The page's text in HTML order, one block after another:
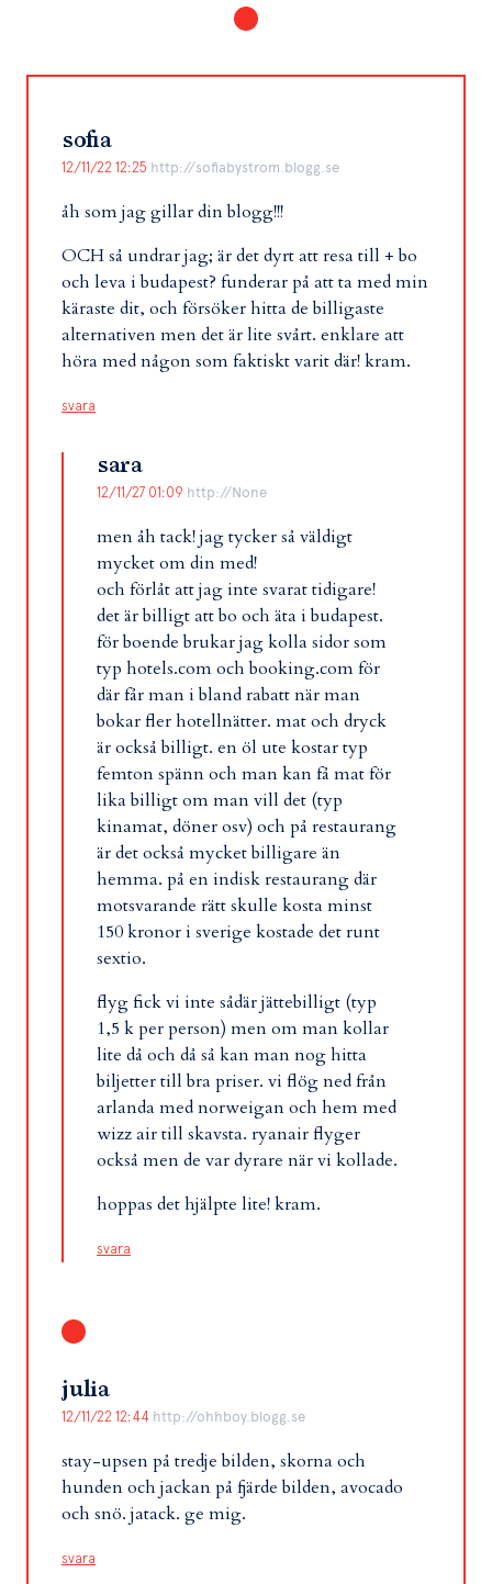
sofia
12/11/22 12:25 http://sofiabystrom.blogg.se
åh som jag gillar din blogg!!!
OCH så undrar jag; är det dyrt att resa till + bo
och leva i budapest? funderar på att ta med min
käraste dit, och försöker hitta de billigaste
alternativen men det är lite svårt. enklare att
höra med någon som faktiskt varit där! kram.
svara
sara
12/11/27 01:09 http://None
men åh tack! jag tycker så väldigt
mycket om din med!
och förlåt att jag inte svarat tidigare!
det är billigt att bo och äta i budapest.
för boende brukar jag kolla sidor som
typ hotels.com och booking.com för
där får man i bland rabatt när man
bokar fler hotellnätter. mat och dryck
är också billigt. en öl ute kostar typ
femton spänn och man kan få mat för
lika billigt om man vill det (typ
kinamat, döner osv) och på restaurang
är det också mycket billigare än
hemma. på en indisk restaurang där
motsvarande rätt skulle kosta minst
150 kronor i sverige kostade det runt
sextio.
flyg fick vi inte sådär jättebilligt (typ
1,5 k per person) men om man kollar
lite då och då så kan man nog hitta
biljetter till bra priser. vi flög ned från
arlanda med norweigan och hem med
wizz air till skavsta. ryanair flyger
också men de var dyrare när vi kollade.
hoppas det hjälpte lite! kram.
svara
julia
12/11/22 12:44 http://ohhboy.blogg.se
stay-upsen på tredje bilden, skorna och
hunden och jackan på fjärde bilden, avocado
och snö. jatack. ge mig.
svara